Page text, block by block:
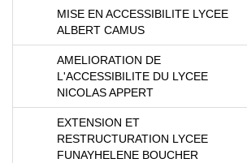
MISE EN ACCESSIBILITE LYCEE
ALBERT CAMUS
AMELIORATION DE
L'ACCESSIBILITE DU LYCEE
NICOLAS APPERT
EXTENSION ET
RESTRUCTURATION LYCEE
FUNAYHELENE BOUCHER